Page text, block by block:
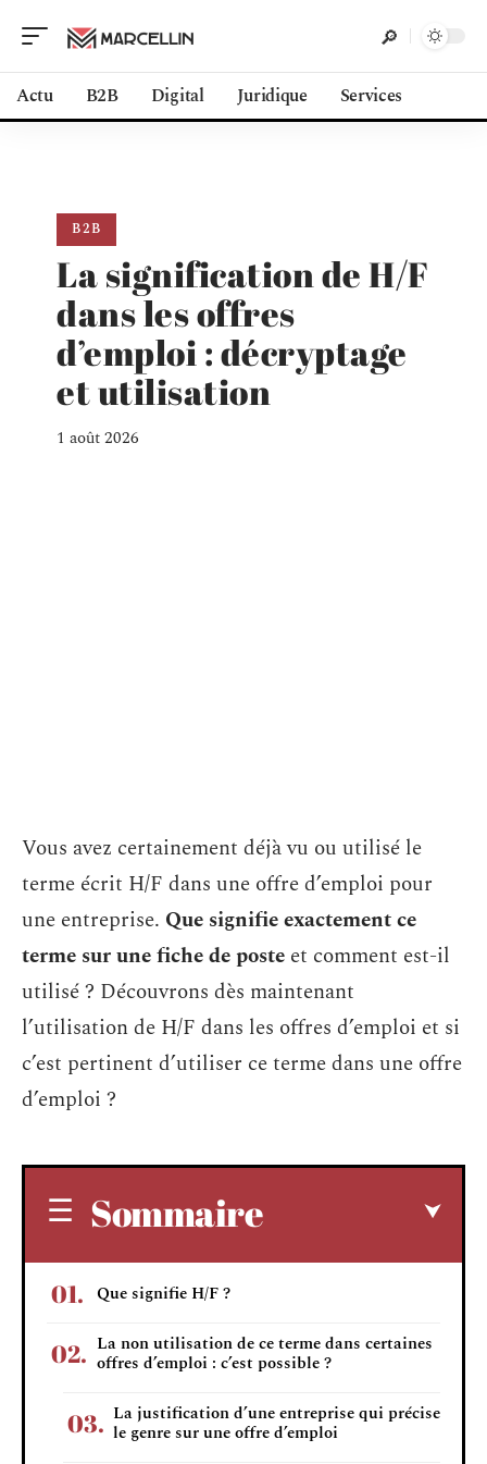
Actu B2B Digital Juridique Services
B2B
La signification de H/F
dans les offres
d’emploi : décryptage
et utilisation
1 août 2026
Vous avez certainement déjà vu ou utilisé le
terme écrit H/F dans une offre d’emploi pour
une entreprise. Que signifie exactement ce
terme sur une fiche de poste et comment est-il
utilisé ? Découvrons dès maintenant
l’utilisation de H/F dans les offres d’emploi et si
c’est pertinent d’utiliser ce terme dans une offre
d’emploi ?
Sommaire
Que signifie H/F ?
La non utilisation de ce terme dans certaines
offres d’emploi : c’est possible ?
La justification d’une entreprise qui précise
le genre sur une offre d’emploi